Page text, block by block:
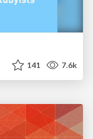
141 7.6k